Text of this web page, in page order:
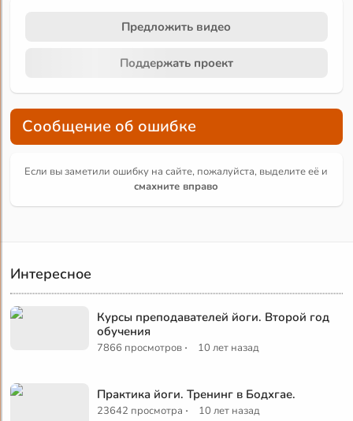
Предложить видео
Поддержать проект
Сообщение об ошибке
Если вы заметили ошибку на сайте, пожалуйста, выделите её и
смахните вправо
Интересное
Курсы преподавателей йоги. Второй год
обучения
7866 просмотров · 10 лет назад
Практика йоги. Тренинг в Бодхгае.
23642 просмотра · 10 лет назад